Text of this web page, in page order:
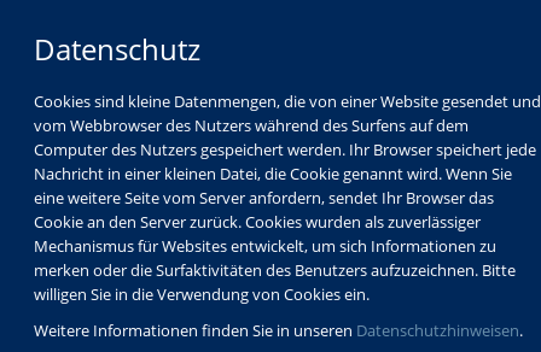
Datenschutz
Cookies sind kleine Datenmengen, die von einer Website gesendet und
vom Webbrowser des Nutzers während des Surfens auf dem
Computer des Nutzers gespeichert werden. Ihr Browser speichert jede
Nachricht in einer kleinen Datei, die Cookie genannt wird. Wenn Sie
eine weitere Seite vom Server anfordern, sendet Ihr Browser das
Cookie an den Server zurück. Cookies wurden als zuverlässiger
Mechanismus für Websites entwickelt, um sich Informationen zu
merken oder die Surfaktivitäten des Benutzers aufzuzeichnen. Bitte
willigen Sie in die Verwendung von Cookies ein.
Weitere Informationen finden Sie in unseren Datenschutzhinweisen.
Programm
Schulabschlüsse
Schulkindbetreuung
Service